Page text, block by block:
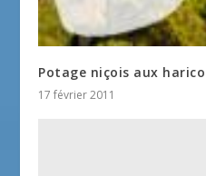
Potage niçois aux
17 février 2011